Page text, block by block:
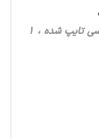
، مهندسی عمران – نقشه‌برداری، 18 صفحه فارسی تایپ شده ، 1